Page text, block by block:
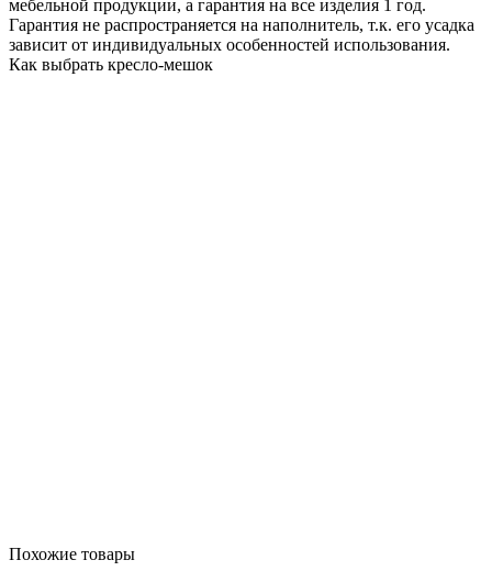
мебельной продукции, а гарантия на все изделия 1 год.
Гарантия не распространяется на наполнитель, т.к. его усадка
зависит от индивидуальных особенностей использования.
Как выбрать кресло-мешок
Похожие товары